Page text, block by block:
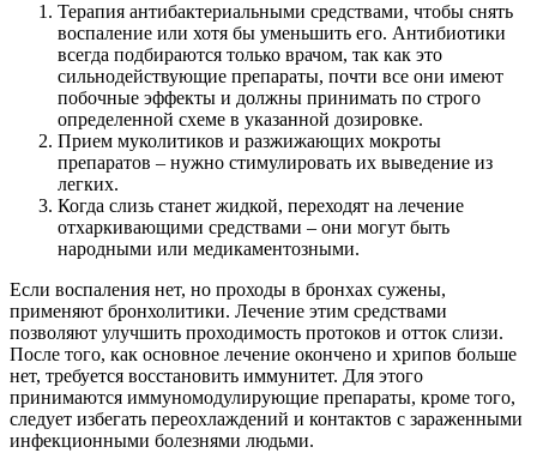
Терапия антибактериальными средствами, чтобы снять
воспаление или хотя бы уменьшить его. Антибиотики
всегда подбираются только врачом, так как это
сильнодействующие препараты, почти все они имеют
побочные эффекты и должны принимать по строго
определенной схеме в указанной дозировке.
Прием муколитиков и разжижающих мокроты
препаратов – нужно стимулировать их выведение из
легких.
Когда слизь станет жидкой, переходят на лечение
отхаркивающими средствами – они могут быть
народными или медикаментозными.
Если воспаления нет, но проходы в бронхах сужены,
применяют бронхолитики. Лечение этим средствами
позволяют улучшить проходимость протоков и отток слизи.
После того, как основное лечение окончено и хрипов больше
нет, требуется восстановить иммунитет. Для этого
принимаются иммуномодулирующие препараты, кроме того,
следует избегать переохлаждений и контактов с зараженными
инфекционными болезнями людьми.